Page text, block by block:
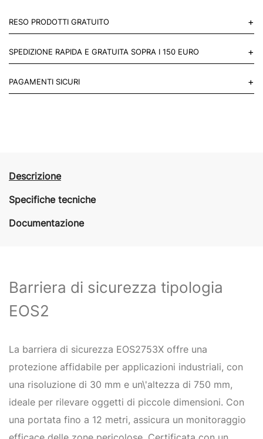
RESO PRODOTTI GRATUITO +
Mettiti in contatto con noi
SPEDIZIONE RAPIDA E GRATUITA SOPRA I 150 EURO +
del mondo.
PAGAMENTI SICURI +
Descrizione
Specifiche tecniche
Documentazione
Barriera di sicurezza tipologia
EOS2
​La barriera di sicurezza EOS2753X offre una
protezione affidabile per applicazioni industriali, con
una risoluzione di 30 mm e un\'altezza di 750 mm,
ideale per rilevare oggetti di piccole dimensioni. Con
una portata fino a 12 metri, assicura un monitoraggio